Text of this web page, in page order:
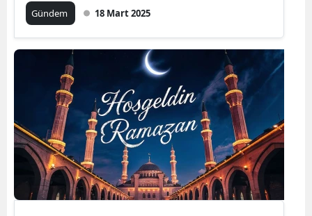
Gündem 18 Mart 2025